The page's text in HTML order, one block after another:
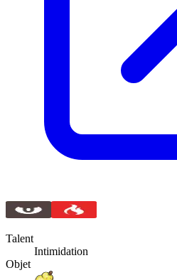
Talent
Intimidation
Objet